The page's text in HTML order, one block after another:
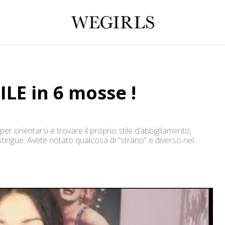
in 6 mosse !
orientarsi e trovare il proprio stile d’abbigliamento,
Avete notato qualcosa di “strano” e diverso nel